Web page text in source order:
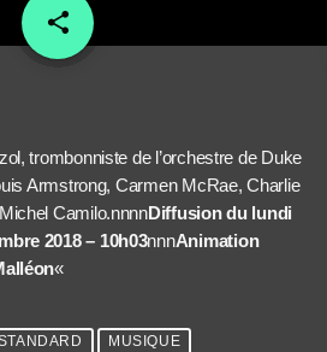
share
email
trombonniste de l’orchestre de Duke
Armstrong, Carmen McRae, Charlie
Camilo.nnnnDiffusion du lundi
2018 – 10h03nnnAnimation
«
MUSIQUE